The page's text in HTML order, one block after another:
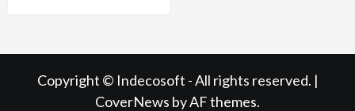
Copyright © Indecosoft - All rights reserved. |
CoverNews by AF themes.